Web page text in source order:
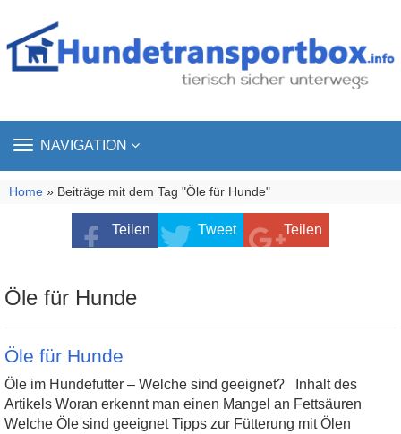
TOGGLE
NAVIGATION
Home » Beiträge mit dem Tag "Öle für Hunde"
Teilen Tweet Teilen
Öle für Hunde
Öle für Hunde
Öle im Hundefutter – Welche sind geeignet? Inhalt des
Artikels Woran erkennt man einen Mangel an Fettsäuren
Welche Öle sind geeignet Tipps zur Fütterung mit Ölen